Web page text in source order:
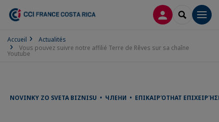
CONNEXION
Accueil
Actualités
Vous pouvez suivre notre affilié Terre de Rêves sur sa chaîne
Youtube
NOVINKY ZO SVETA BIZNISU • ЧЛЕНИ • ΕΠΙΚΑΙΡΌΤΗΑΤ